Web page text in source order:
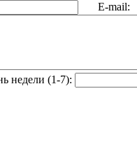
E-mail:
недели (1-7):